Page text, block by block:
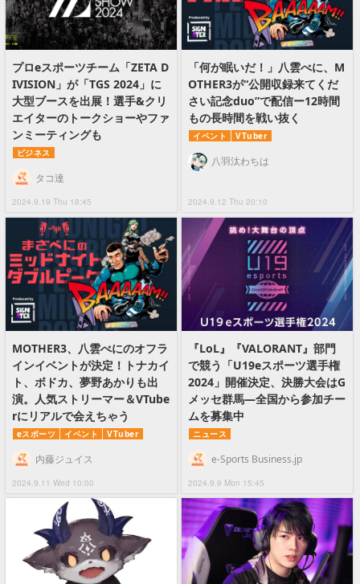
プロeスポーツチーム「ZETA D
IVISION」が「TGS 2024」に
大型ブースを出展！選手&クリ
エイターのトークショーやファ
ンミーティングも
ビジネス
2024.9.19 Thu 18:45
タコ達
「何が眠いだ！」八雲べに、M
OTHER3が“公開収録来てくだ
さい記念duo”で配信ー12時間
もの長時間を戦い抜く
イベント VTuber
2024.9.12 Thu 20:10
八羽汰わちは
MOTHER3、八雲べにのオフラ
インイベントが決定！トナカイ
ト、ボドカ、夢野あかりも出
演。人気ストリーマー＆VTube
rにリアルで会えちゃう
eスポーツ イベント VTuber
2024.9.11 Wed 10:00
内藤ジュイス
『LoL』『VALORANT』部門
で競う「U19eスポーツ選手権
2024」開催決定、決勝大会はG
メッセ群馬―全国から参加チー
ムを募集中
ニュース
2024.9.9 Mon 15:45
e-Sports Business.jp